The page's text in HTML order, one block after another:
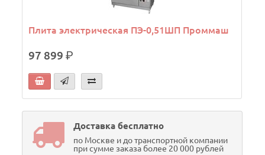
Плита электрическая ПЭ-0,51ШП Проммаш
97 899р.
Доставка бесплатно
по Москве и до транспортной компании
при сумме заказа более 20 000 рублей